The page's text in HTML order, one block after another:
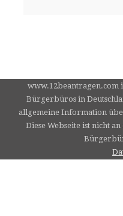
www.12beantragen.com
Bürgerbüros in
allgemeine Information
Diese Webseite ist nicht